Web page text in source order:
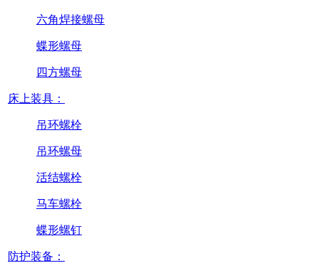
六角焊接螺母
蝶形螺母
四方螺母
床上装具：
吊环螺栓
吊环螺母
活结螺栓
马车螺栓
蝶形螺钉
防护装备：